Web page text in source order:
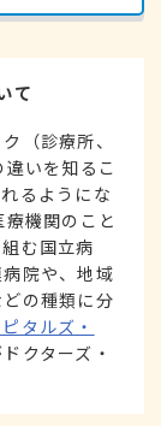
て
（診療所、
いを知るこ
るようにな
機関のこと
む国立病
院や、地域
の種類に分
タルズ・
クターズ・